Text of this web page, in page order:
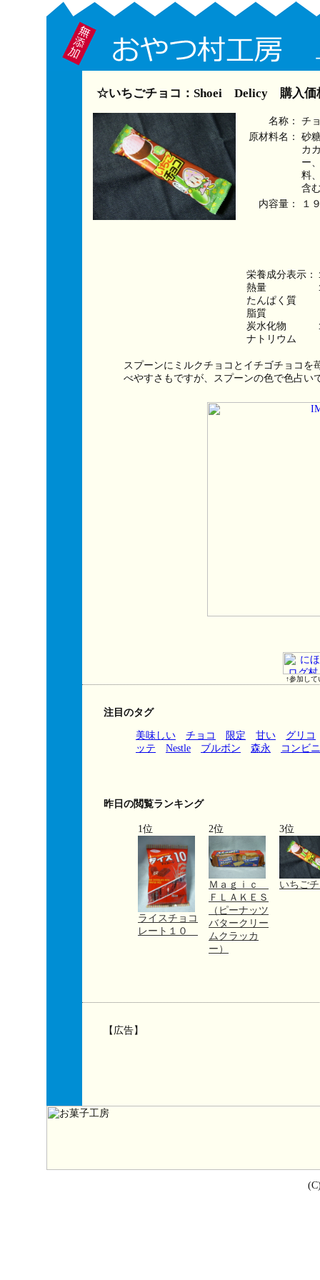
☆いちごチョコ：Shoei Delicy 購入価
名称：
チ
原材料名：
砂
カ
ー
料
含
内容量：
１
栄養成分表示：
熱量　　　　
たんぱく質　　
脂質　　　　　
炭水化物　　　
ナトリウム　　
スプーンにミルクチョコとイチゴチョコを
べやすさもですが、スプーンの色で色占い
↑参加して
注目のタグ
美味しい チョコ 限定 甘い
グリコ
ッテ
Nestle ブルボン 森永 コンビニ
昨日の閲覧ランキング
1位
ライスチョコ
レート１０
2位
Ｍａｇｉｃ
ＦＬＡＫＥＳ
（ピーナッツ
バタークリー
ムクラッカ
ー）
3位
いちご
【広告】